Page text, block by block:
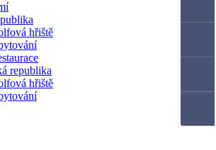
hřiště
republika
hřiště